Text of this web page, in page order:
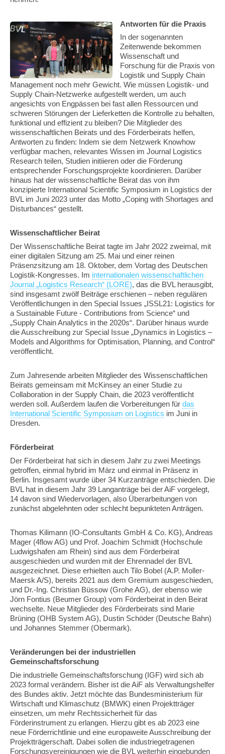
Antworten für die Praxis
In der sogenannten
Zeitenwende bekommen
Wissenschaft und
Forschung für die Praxis von
Logistik und Supply Chain
Management noch mehr Gewicht. Wie müssen Logistik- und
Supply Chain-Netzwerke aufgestellt werden, um auch
angesichts von Engpässen bei fast allen Ressourcen und
schweren Störungen der Lieferketten die Kontrolle zu behalten,
funktional und effizient zu bleiben? Die Mitglieder des
wissenschaftlichen Beirats und des Förderbeirats helfen,
Antworten zu finden: Indem sie dem Netzwerk Knowhow
verfügbar machen, relevantes Wissen im Journal Logistics
Research teilen, Studien initiieren oder die Förderung
entsprechender Forschungsprojekte koordinieren. Darüber
hinaus hat der wissenschaftliche Beirat das von ihm
konzipierte International Scientific Symposium in Logistics der
BVL im Juni 2023 unter das Motto „Coping with Shortages and
Disturbances“ gestellt.
Wissenschaftlicher Beirat
Der Wissenschaftliche Beirat tagte im Jahr 2022 zweimal, mit
einer digitalen Sitzung am 25. Mai und einer reinen
Präsenzsitzung am 18. Oktober, dem Vortag des Deutschen
Logistik-Kongresses. Im internationalen wissenschaftlichen
Journal „Logistics Research“ (LORE), das die BVL herausgibt,
sind insgesamt zwölf Beiträge erschienen – neben regulären
Veröffentlichungen in den Special Issues „ISSL21: Logistics for
a Sustainable Future - Contributions from Science“ und
„Supply Chain Analytics in the 2020s“. Darüber hinaus wurde
die Ausschreibung zur Special Issue „Dynamics in Logistics –
Models and Algorithms for Optimisation, Planning, and Control“
veröffentlicht.
Zum Jahresende arbeiten Mitglieder des Wissenschaftlichen
Beirats gemeinsam mit McKinsey an einer Studie zu
Collaboration in der Supply Chain, die 2023 veröffentlicht
werden soll. Außerdem laufen die Vorbereitungen für das
International Scientific Symposium on Logistics im Juni in
Dresden.
Förderbeirat
Der Förderbeirat hat sich in diesem Jahr zu zwei Meetings
getroffen, einmal hybrid im März und einmal in Präsenz in
Berlin. Insgesamt wurde über 34 Kurzanträge entschieden. Die
BVL hat in diesem Jahr 39 Langanträge bei der AiF vorgelegt,
14 davon sind Wiedervorlagen, also Überarbeitungen von
zunächst abgelehnten oder schlecht bepunkteten Anträgen.
Thomas Kilimann (IO-Consultants GmbH & Co. KG), Andreas
Mager (4flow AG) und Prof. Joachim Schmidt (Hochschule
Ludwigshafen am Rhein) sind aus dem Förderbeirat
ausgeschieden und wurden mit der Ehrennadel der BVL
ausgezeichnet. Diese erhielten auch Tilo Bobel (A.P. Moller-
Maersk A/S), bereits 2021 aus dem Gremium ausgeschieden,
und Dr.-Ing. Christian Büssow (Grohe AG), der ebenso wie
Jörn Fontius (Beumer Group) vom Förderbeirat in den Beirat
wechselte. Neue Mitglieder des Förderbeirats sind Marie
Brüning (OHB System AG), Dustin Schöder (Deutsche Bahn)
und Johannes Stemmer (Obermark).
Veränderungen bei der industriellen
Gemeinschaftsforschung
Die industrielle Gemeinschaftsforschung (IGF) wird sich ab
2023 formal verändern. Bisher ist die AiF als Verwaltungshelfer
des Bundes aktiv. Jetzt möchte das Bundesministerium für
Wirtschaft und Klimaschutz (BMWK) einen Projektträger
einsetzen, um mehr Rechtssicherheit für das
Förderinstrument zu erlangen. Hierzu gibt es ab 2023 eine
neue Förderrichtlinie und eine europaweite Ausschreibung der
Projektträgerschaft. Dabei sollen die industriegetragenen
Forschungsvereinigungen wie die BVL weiterhin eingebunden